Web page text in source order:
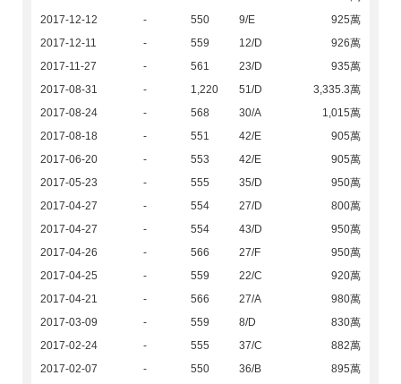
2017-12-12
- 550 9/E
925萬
2017-12-11
- 559 12/D
926萬
2017-11-27
- 561 23/D
935萬
2017-08-31
- 1,220 51/D
3,335.3萬
2017-08-24
- 568 30/A
1,015萬
2017-08-18
- 551 42/E
905萬
2017-06-20
- 553 42/E
905萬
2017-05-23
- 555 35/D
950萬
2017-04-27
- 554 27/D
800萬
2017-04-27
- 554 43/D
950萬
2017-04-26
- 566 27/F
950萬
2017-04-25
- 559 22/C
920萬
2017-04-21
- 566 27/A
980萬
2017-03-09
- 559 8/D
830萬
2017-02-24
- 555 37/C
882萬
2017-02-07
- 550 36/B
895萬